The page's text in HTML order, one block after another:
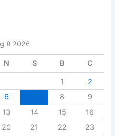
8 2026
N S B C
1
2
6 8
9
13 14 15
16
20 21 22 23